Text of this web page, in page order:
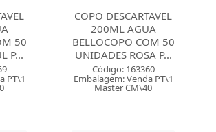
50
P...
PT\1
COPO DESCARTAVEL
330ML AGUA
BELLOCOPO COM 20
UNIDADES NEON S...
Código: 163366
Embalagem: Venda PT\1
Master CM\9